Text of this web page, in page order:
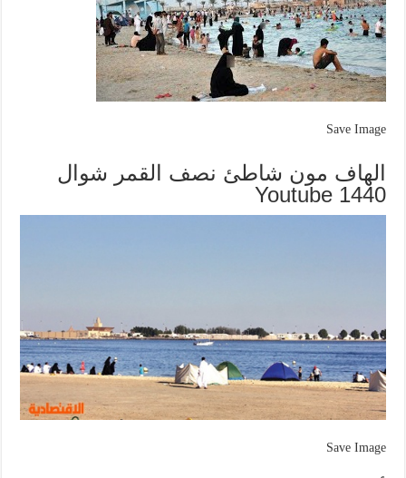
Save Image
الهاف مون شاطئ نصف القمر شوال
1440 Youtube
Save Image